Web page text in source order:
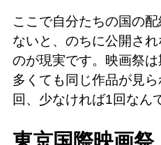
ここで自分たちの国の
ないと、のちに公開さ
のが現実です。映画祭
多くても同じ作品が見
回、少なければ1回なん